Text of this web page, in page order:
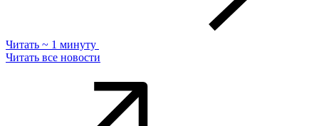
Читать ~ 1 минуту
Читать все новости